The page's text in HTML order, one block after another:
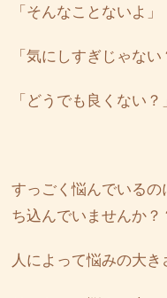
「そんなことないよ」
「気にしすぎじゃない
「どうでも良くない？」
すっごく悩んでいる
ち込んでいませんか？
人によって悩みの大き